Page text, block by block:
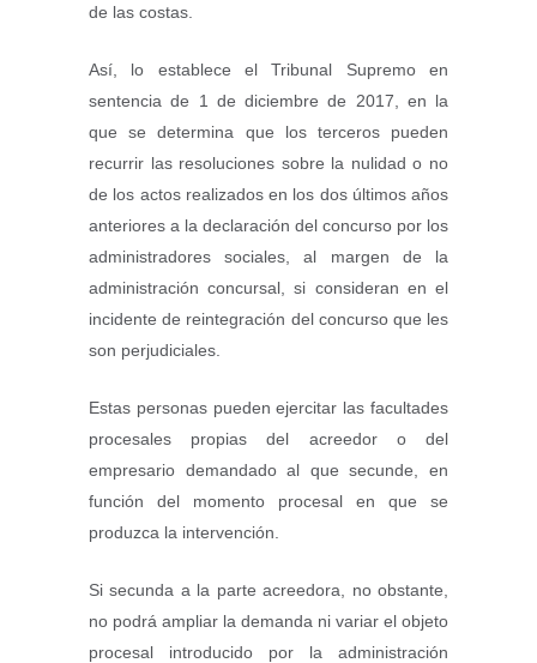
de las costas.
Así, lo establece el Tribunal Supremo en
sentencia de 1 de diciembre de 2017, en la
que se determina que los terceros pueden
recurrir las resoluciones sobre la nulidad o no
de los actos realizados en los dos últimos años
anteriores a la declaración del concurso por los
administradores sociales, al margen de la
administración concursal, si consideran en el
incidente de reintegración del concurso que les
son perjudiciales.
Estas personas pueden ejercitar las facultades
procesales propias del acreedor o del
empresario demandado al que secunde, en
función del momento procesal en que se
produzca la intervención.
Si secunda a la parte acreedora, no obstante,
no podrá ampliar la demanda ni variar el objeto
procesal introducido por la administración